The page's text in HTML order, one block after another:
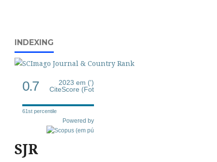
INDEXING
0.7
2023 em (')
CiteScore (Fot
61st percentile
Powered by
SJR